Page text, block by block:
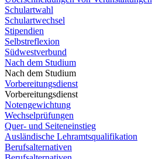
Schulartwahl
Schulartwechsel
Stipendien
Selbstreflexion
Südwestverbund
Nach dem Studium
Nach dem Studium
Vorbereitungsdienst
Vorbereitungsdienst
Notengewichtung
Wechselprüfungen
Quer- und Seiteneinstieg
Ausländische Lehramtsqualifikation
Berufsalternativen